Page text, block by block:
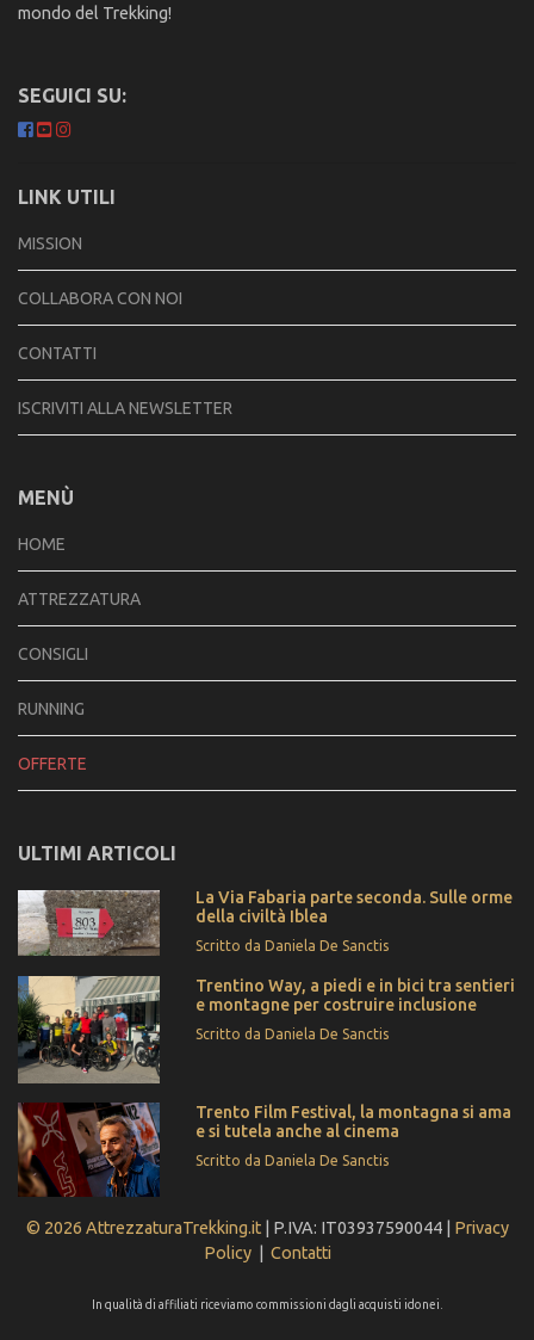
mondo del Trekking!
SEGUICI SU:
LINK UTILI
MISSION
COLLABORA CON NOI
CONTATTI
ISCRIVITI ALLA NEWSLETTER
MENÙ
HOME
ATTREZZATURA
CONSIGLI
RUNNING
OFFERTE
ULTIMI ARTICOLI
La Via Fabaria parte seconda. Sulle orme
della civiltà Iblea
Scritto da Daniela De Sanctis
Trentino Way, a piedi e in bici tra sentieri
e montagne per costruire inclusione
Scritto da Daniela De Sanctis
Trento Film Festival, la montagna si ama
e si tutela anche al cinema
Scritto da Daniela De Sanctis
© 2026 AttrezzaturaTrekking.it| P.IVA: IT03937590044 | Privacy
Policy| Contatti
In qualità di affiliati riceviamo commissioni dagli acquisti idonei.